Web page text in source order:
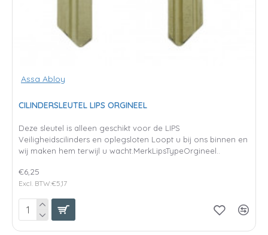
Assa Abloy
CILINDERSLEUTEL LIPS ORGINEEL
Deze sleutel is alleen geschikt voor de LIPS
Veiligheidscilinders en oplegsloten Loopt u bij ons binnen en
wij maken hem terwijl u wacht.MerkLipsTypeOrgineel..
€6,25
Excl. BTW:€5,17